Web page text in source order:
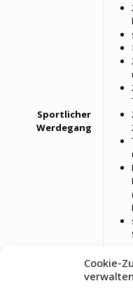
Cookie-
verwalten
Sportlicher
Werdegang